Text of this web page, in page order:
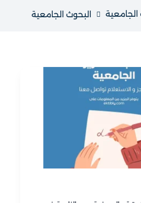
الجامعية البحوث الجامعية